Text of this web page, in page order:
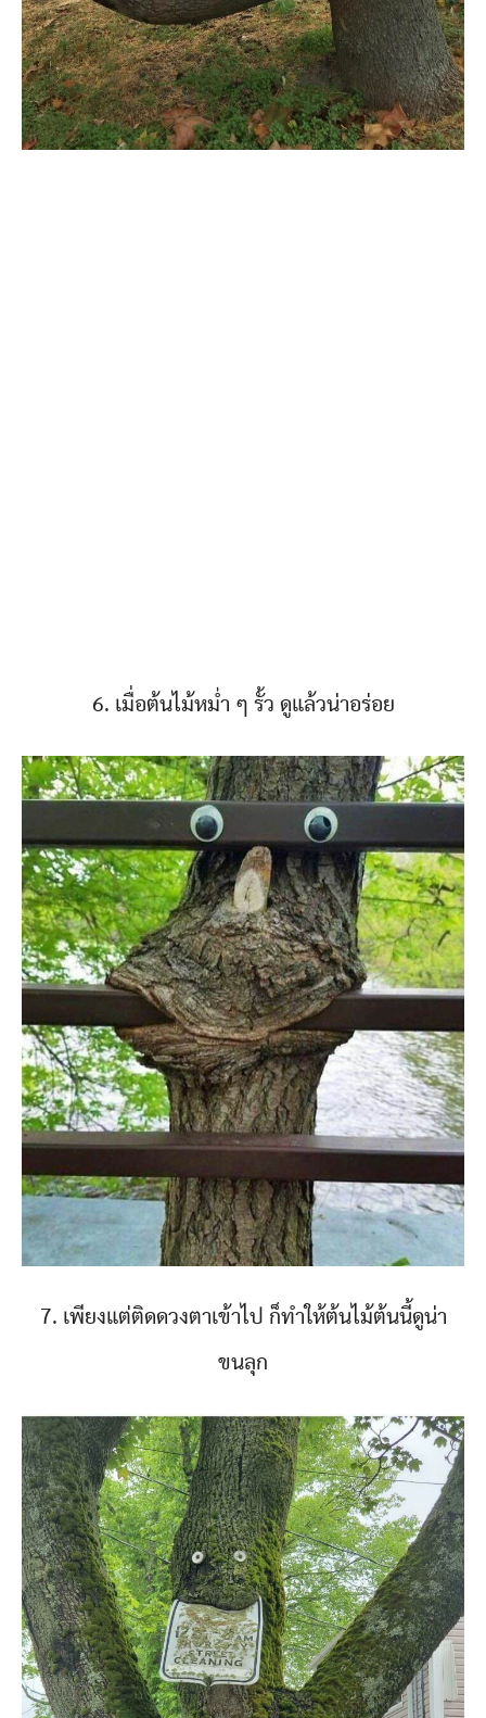
6. เมื่อต้นไม้หม่ำ ๆ รั้ว ดูแล้วน่าอร่อย
7. เพียงแต่ติดดวงตาเข้าไป ก็ทำให้ต้นไม้ต้นนี้ดูน่า
ขนลุก